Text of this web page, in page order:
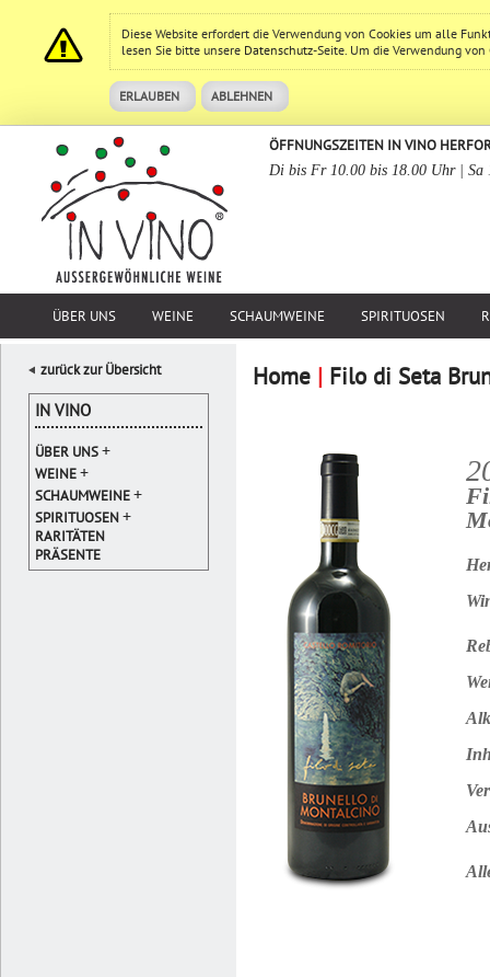
Diese Website erfordert die Verwendung von Cookies um alle
lesen Sie bitte unsere Datenschutz-Seite. Um die Verwendung
ERLAUBEN ABLEHNEN
ÖFFNUNGSZEITEN IN VINO
Di bis Fr 10.00 bis 18.00 Uhr | Sa
ÜBER UNS WEINE SCHAUMWEINE SPIRITUOSEN
Home | Filo di Seta
zurück zur Übersicht
IN VINO
ÜBER UNS+
WEINE+
SCHAUMWEINE+
SPIRITUOSEN+
RARITÄTEN
PRÄSENTE